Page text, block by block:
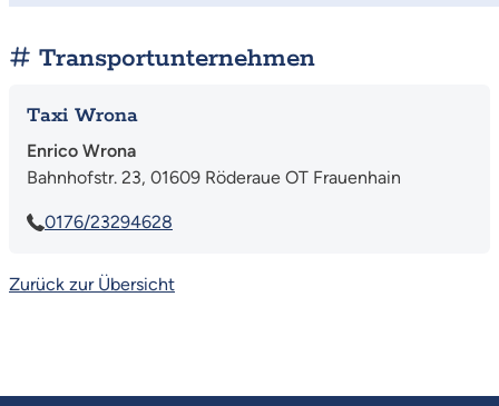
Transportunternehmen
Taxi Wrona
Enrico Wrona
Bahnhofstr. 23, 01609 Röderaue OT Frauenhain
0176/23294628
Zurück zur Übersicht